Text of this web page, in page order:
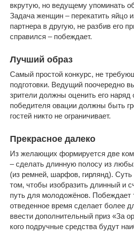
вкрутую, но ведущему упоминать
Задача женщин – перекатить яйцо
партнера в другую, не разбив его
справился – побеждает.
Лучший образ
Самый простой конкурс, не
подготовки. Ведущий поочередно
зрители должны оценить его
победителя овации должны быть
гостей никто не ограничивает.
Прекрасное далеко
Из желающих формируется две
– сделать длинную полосу из
(из ремней, шарфов, гирлянд). Суть
том, чтобы изобразить длинный и
путь для молодожёнов. Побеждает
отведенное время сделает более
ввести дополнительный приз «За
кого подручные средства будут